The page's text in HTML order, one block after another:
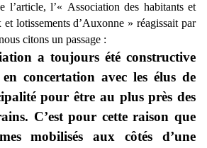
l’« Association des habitants et
lotissements d’Auxonne » réagissait par
citons un passage :
a toujours été constructive
concertation avec les élus de
pour être au plus près des
C’est pour cette raison que
mobilisés aux côtés d’une